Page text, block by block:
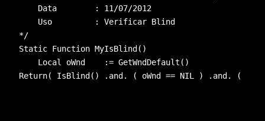
    Data        : 11/07/2012
    Uso         : Verificar Blind
*/
Static Function MyIsBlind()
    Local oWnd    := GetWndDefault()
Return( IsBlind() .and. ( oWnd == NIL ) .and. (